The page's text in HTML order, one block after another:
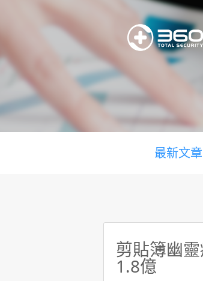
最新文章
剪貼簿幽
1.8億